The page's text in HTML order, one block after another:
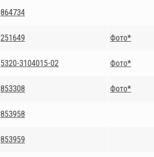
864734
251649 Фото*
5320-3104015-02 Фото*
853308 Фото*
853958
853959